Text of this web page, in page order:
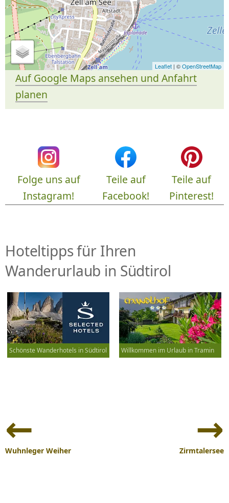
Leaflet | ©OpenStreetMap
Auf Google Maps ansehen und Anfahrt
planen
Folge uns auf
Instagram!
Teile auf
Facebook!
Teile auf
Pinterest!
Hoteltipps für Ihren
Wanderurlaub in Südtirol
Schönste Wanderhotels in Südtirol Willkommen im Urlaub in Tramin
Navigation
Wuhnleger Weiher Zirmtalersee